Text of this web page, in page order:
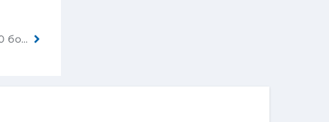
Fiat пытается сделать гибридную версию 500 более привлекательной, выпуская серию 500 Dolcevita